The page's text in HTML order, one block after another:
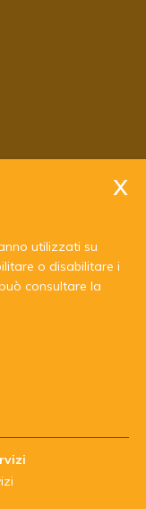
utilizzati su
o disabilitare i
consultare la